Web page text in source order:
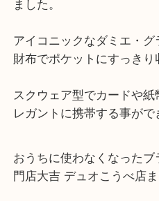
ブランド
先日、LOUIS VUITTON
N6336を中央区にお住ま
ました。
スクウェア型でカード